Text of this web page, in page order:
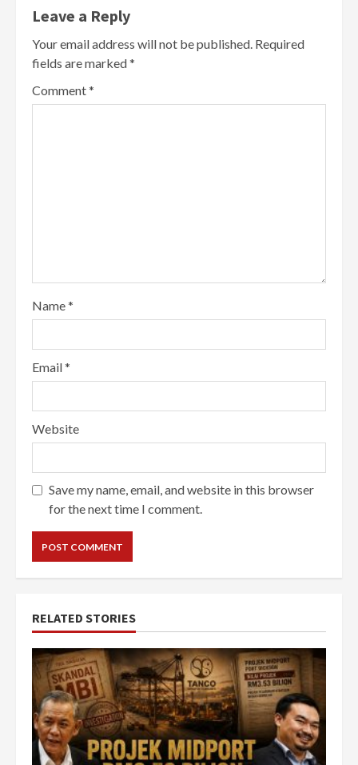
Leave a Reply
Your email address will not be published. Required
fields are marked*
Comment*
Name*
Email*
Website
Save my name, email, and website in this browser
for the next time I comment.
RELATED STORIES